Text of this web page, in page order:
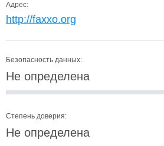
Адрес:
http://faxxo.org
Безопасность данных:
Не определена
Степень доверия:
Не определена